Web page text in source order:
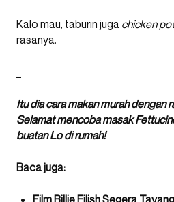
Kalo mau, taburin juga chicken
rasanya.
Itu dia cara makan murah dengan
Selamat mencoba masak
buatan Lo di rumah!
Baca juga:
Film Billie Eilish Segera